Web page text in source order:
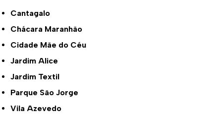
Cantagalo
Chácara Maranhão
Cidade Mãe do Céu
Jardim Alice
Jardim Textil
Parque São Jorge
Vila Azevedo